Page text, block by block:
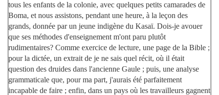
tous les enfants de la colonie, avec quelques petits camarades de
Boma, et nous assistons, pendant une heure, à la leçon des
grands, donnée par un jeune indigène du Kasaï. Dois-je avouer
que ses méthodes d'enseignement m'ont paru plutôt
rudimentaires? Comme exercice de lecture, une page de la Bible ;
pour la dictée, un extrait de je ne sais quel récit, où il était
question des druides dans l'ancienne Gaule ; puis, une analyse
grammaticale que, pour ma part, j'aurais été parfaitement
incapable de faire ; enfin, dans un pays où les travailleurs gagnent